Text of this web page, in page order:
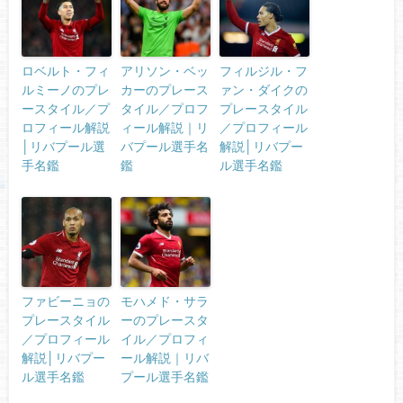
ロベルト・フィ
ルミーノのプレ
ースタイル／プ
ロフィール解説
│リバプール選
手名鑑
アリソン・ベッ
カーのプレース
タイル／プロフ
ィール解説｜リ
バプール選手名
鑑
フィルジル・フ
ァン・ダイクの
プレースタイル
／プロフィール
解説│リバプー
ル選手名鑑
ファビーニョの
プレースタイル
／プロフィール
解説│リバプー
ル選手名鑑
モハメド・サラ
ーのプレースタ
イル／プロフィ
ール解説｜リバ
プール選手名鑑